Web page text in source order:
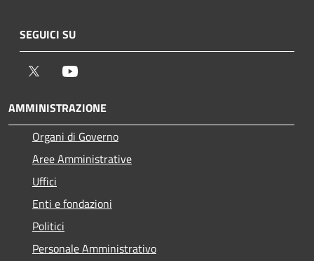
SEGUICI SU
Twitter
AMMINISTRAZIONE
Organi di Governo
Aree Amministrative
Uffici
Enti e fondazioni
Politici
Personale Amministrativo